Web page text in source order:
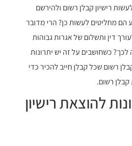
רישיון קבלן רשום ולהירשם
הם מחליטים לעשות כן? הרי מדובר
דין ותשלום של אגרות גבוהות
כשחושבים על זה יש יתרונות
רשום שכל קבלן חייב להכיר כדי
רשום.
להוצאת רישיון